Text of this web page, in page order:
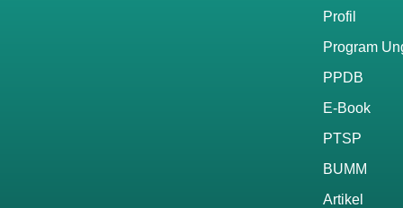
Profil
Program
PPDB
E-Book
PTSP
BUMM
Artikel